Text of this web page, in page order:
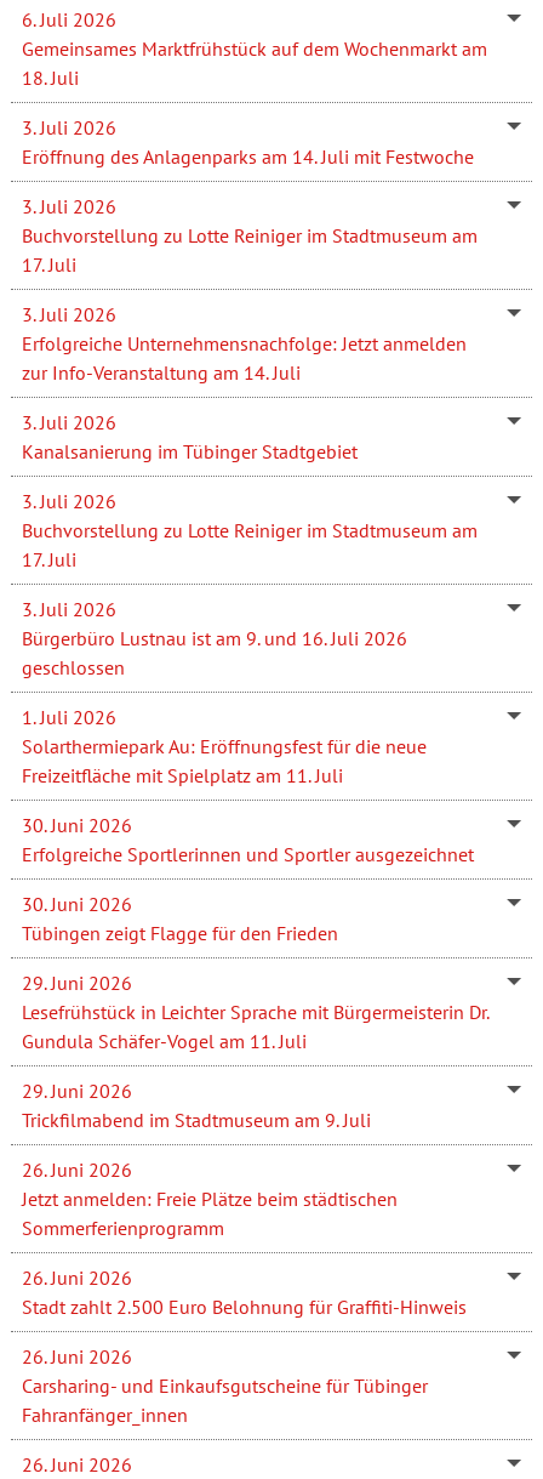
6. Juli 2026
Gemeinsames Marktfrühstück auf dem Wochenmarkt am
18. Juli
3. Juli 2026
Eröffnung des Anlagenparks am 14. Juli mit Festwoche
3. Juli 2026
Buchvorstellung zu Lotte Reiniger im Stadtmuseum am
17. Juli
3. Juli 2026
Erfolgreiche Unternehmensnachfolge: Jetzt anmelden
zur Info-Veranstaltung am 14. Juli
3. Juli 2026
Kanalsanierung im Tübinger Stadtgebiet
3. Juli 2026
Buchvorstellung zu Lotte Reiniger im Stadtmuseum am
17. Juli
3. Juli 2026
Bürgerbüro Lustnau ist am 9. und 16. Juli 2026
geschlossen
1. Juli 2026
Solarthermiepark Au: Eröffnungsfest für die neue
Freizeitfläche mit Spielplatz am 11. Juli
30. Juni 2026
Erfolgreiche Sportlerinnen und Sportler ausgezeichnet
30. Juni 2026
Tübingen zeigt Flagge für den Frieden
29. Juni 2026
Lesefrühstück in Leichter Sprache mit Bürgermeisterin Dr.
Gundula Schäfer-Vogel am 11. Juli
29. Juni 2026
Trickfilmabend im Stadtmuseum am 9. Juli
26. Juni 2026
Jetzt anmelden: Freie Plätze beim städtischen
Sommerferienprogramm
26. Juni 2026
Stadt zahlt 2.500 Euro Belohnung für Graffiti-Hinweis
26. Juni 2026
Carsharing- und Einkaufsgutscheine für Tübinger
Fahranfänger_innen
26. Juni 2026